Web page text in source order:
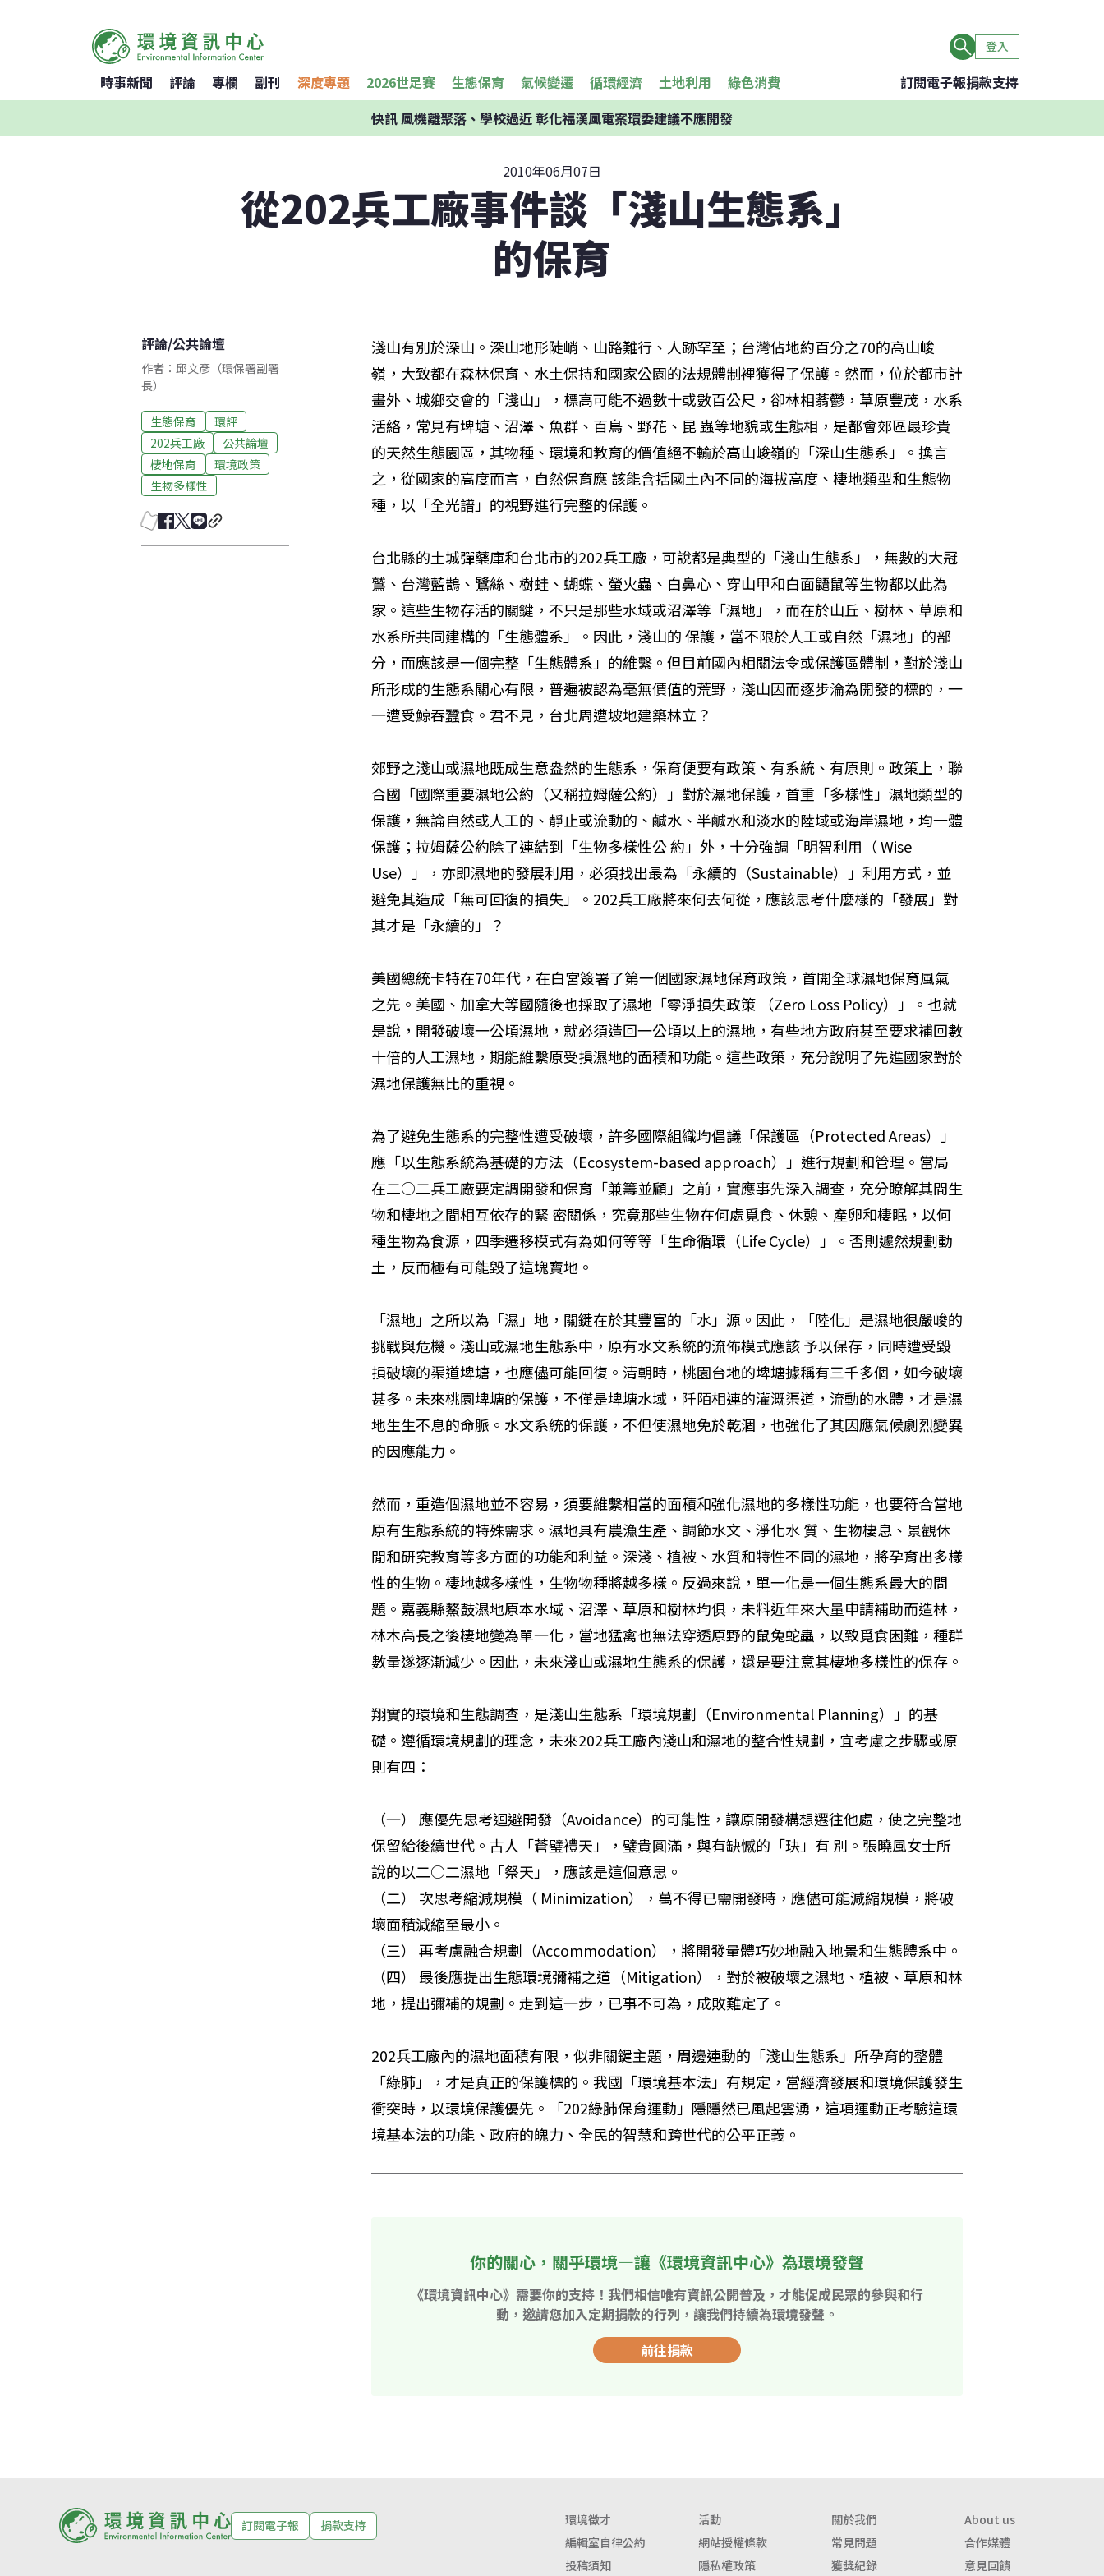
登入
時事新聞 評論 專欄 副刊 深度專題 2026世足賽 生態保育 氣候變遷 循環經濟 土地利用 綠色消費 訂閱電子報捐款支持
快訊風機離聚落、學校過近 彰化福漢風電案環委建議不應開發
2010年06月07日
從202兵工廠事件談「淺山生態系」
的保育
評論/公共論壇
作者：邱文彥（環保署副署
長）
生態保育
環評
202兵工廠
公共論壇
棲地保育
環境政策
生物多樣性
淺山有別於深山。深山地形陡峭、山路難行、人跡罕至；台灣佔地約百分之70的高山峻
嶺，大致都在森林保育、水土保持和國家公園的法規體制裡獲得了保護。然而，位於都市計
畫外、城鄉交會的「淺山」，標高可能不過數十或數百公尺，卻林相蓊鬱，草原豐茂，水系
活絡，常見有埤塘、沼澤、魚群、百鳥、野花、昆 蟲等地貌或生態相，是都會郊區最珍貴
的天然生態園區，其物種、環境和教育的價值絕不輸於高山峻嶺的「深山生態系」。換言
之，從國家的高度而言，自然保育應 該能含括國土內不同的海拔高度、棲地類型和生態物
種，以「全光譜」的視野進行完整的保護。
台北縣的土城彈藥庫和台北市的202兵工廠，可說都是典型的「淺山生態系」，無數的大冠
鷲、台灣藍鵲、鷺絲、樹蛙、蝴蝶、螢火蟲、白鼻心、穿山甲和白面鼯鼠等生物都以此為
家。這些生物存活的關鍵，不只是那些水域或沼澤等「濕地」，而在於山丘、樹林、草原和
水系所共同建構的「生態體系」。因此，淺山的 保護，當不限於人工或自然「濕地」的部
分，而應該是一個完整「生態體系」的維繫。但目前國內相關法令或保護區體制，對於淺山
所形成的生態系關心有限，普遍被認為毫無價值的荒野，淺山因而逐步淪為開發的標的，一
一遭受鯨吞蠶食。君不見，台北周遭坡地建築林立？
郊野之淺山或濕地既成生意盎然的生態系，保育便要有政策、有系統、有原則。政策上，聯
合國「國際重要濕地公約（又稱拉姆薩公約）」對於濕地保護，首重「多樣性」濕地類型的
保護，無論自然或人工的、靜止或流動的、鹹水、半鹹水和淡水的陸域或海岸濕地，均一體
保護；拉姆薩公約除了連結到「生物多樣性公 約」外，十分強調「明智利用（ Wise
Use）」，亦即濕地的發展利用，必須找出最為「永續的（Sustainable）」利用方式，並
避免其造成「無可回復的損失」。202兵工廠將來何去何從，應該思考什麼樣的「發展」對
其才是「永續的」？
美國總統卡特在70年代，在白宮簽署了第一個國家濕地保育政策，首開全球濕地保育風氣
之先。美國、加拿大等國隨後也採取了濕地「零淨損失政策 （Zero Loss Policy）」。也就
是說，開發破壞一公頃濕地，就必須造回一公頃以上的濕地，有些地方政府甚至要求補回數
十倍的人工濕地，期能維繫原受損濕地的面積和功能。這些政策，充分說明了先進國家對於
濕地保護無比的重視。
為了避免生態系的完整性遭受破壞，許多國際組織均倡議「保護區（Protected Areas）」
應「以生態系統為基礎的方法（Ecosystem-based approach）」進行規劃和管理。當局
在二○二兵工廠要定調開發和保育「兼籌並顧」之前，實應事先深入調查，充分瞭解其間生
物和棲地之間相互依存的緊 密關係，究竟那些生物在何處覓食、休憩、產卵和棲眠，以何
種生物為食源，四季遷移模式有為如何等等「生命循環（Life Cycle）」。否則遽然規劃動
土，反而極有可能毀了這塊寶地。
「濕地」之所以為「濕」地，關鍵在於其豐富的「水」源。因此，「陸化」是濕地很嚴峻的
挑戰與危機。淺山或濕地生態系中，原有水文系統的流佈模式應該 予以保存，同時遭受毀
損破壞的渠道埤塘，也應儘可能回復。清朝時，桃園台地的埤塘據稱有三千多個，如今破壞
甚多。未來桃園埤塘的保護，不僅是埤塘水域，阡陌相連的灌溉渠道，流動的水體，才是濕
地生生不息的命脈。水文系統的保護，不但使濕地免於乾涸，也強化了其因應氣候劇烈變異
的因應能力。
然而，重造個濕地並不容易，須要維繫相當的面積和強化濕地的多樣性功能，也要符合當地
原有生態系統的特殊需求。濕地具有農漁生產、調節水文、淨化水 質、生物棲息、景觀休
閒和研究教育等多方面的功能和利益。深淺、植被、水質和特性不同的濕地，將孕育出多樣
性的生物。棲地越多樣性，生物物種將越多樣。反過來說，單一化是一個生態系最大的問
題。嘉義縣鰲鼓濕地原本水域、沼澤、草原和樹林均俱，未料近年來大量申請補助而造林，
林木高長之後棲地變為單一化，當地猛禽也無法穿透原野的鼠兔蛇蟲，以致覓食困難，種群
數量遂逐漸減少。因此，未來淺山或濕地生態系的保護，還是要注意其棲地多樣性的保存。
翔實的環境和生態調查，是淺山生態系「環境規劃（Environmental Planning）」的基
礎。遵循環境規劃的理念，未來202兵工廠內淺山和濕地的整合性規劃，宜考慮之步驟或原
則有四：
（一） 應優先思考迴避開發（Avoidance）的可能性，讓原開發構想遷往他處，使之完整地
保留給後續世代。古人「蒼璧禮天」，璧貴圓滿，與有缺憾的「玦」有 別。張曉風女士所
說的以二○二濕地「祭天」，應該是這個意思。
（二） 次思考縮減規模（ Minimization），萬不得已需開發時，應儘可能減縮規模，將破
壞面積減縮至最小。
（三） 再考慮融合規劃（Accommodation），將開發量體巧妙地融入地景和生態體系中。
（四） 最後應提出生態環境彌補之道（Mitigation），對於被破壞之濕地、植被、草原和林
地，提出彌補的規劃。走到這一步，已事不可為，成敗難定了。
202兵工廠內的濕地面積有限，似非關鍵主題，周邊連動的「淺山生態系」所孕育的整體
「綠肺」，才是真正的保護標的。我國「環境基本法」有規定，當經濟發展和環境保護發生
衝突時，以環境保護優先。「202綠肺保育運動」隱隱然已風起雲湧，這項運動正考驗這環
境基本法的功能、政府的魄力、全民的智慧和跨世代的公平正義。
你的關心，關乎環境—讓《環境資訊中心》為環境發聲
《環境資訊中心》需要你的支持！我們相信唯有資訊公開普及，才能促成民眾的參與和行
動，邀請您加入定期捐款的行列，讓我們持續為環境發聲。
前往捐款
訂閱電子報 捐款支持 環境徵才 活動 關於我們
About us
編輯室自律公約
網站授權條款 常見問題
合作媒體
投稿須知
隱私權政策 獲獎紀錄 意見回饋